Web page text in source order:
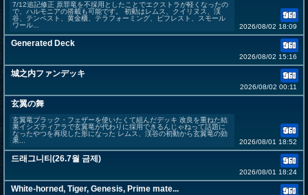
7/12追記修正 原罪竜を不採用としたことでエクストラが軽くなったの
で、ハルモニアの搭載も可能です。 初動はレムス、クイリヌス、渓
谷、テンペスト、黄金櫃、テラフォーミング、ビフレスト、スモール
ワール...
2026/08/02 18:09
Generated Deck
2026/08/02 15:16
城之内ファンデッキ
2026/08/02 00:11
玄翼の舞
玄翼竜ブラック・フェザーを使いたくて組んだデッキ 改良を重ねた結
果イシズティアラで玄翼竜が代わりに採用できるんじゃねって話題に
なったやつを再現した形になった レムス、渓谷の初動から玄翼竜の効
果...
2026/08/01 18:52
드래그니티(26.7월 금제)
2026/08/01 18:24
White-horned, Tiger, Genesis, Prime mate...